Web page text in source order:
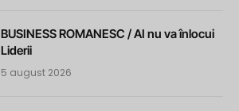
BUSINESS ROMANESC / AI nu va înlocui
Liderii
5 august 2026